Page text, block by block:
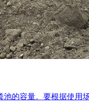
的容量。要根据使